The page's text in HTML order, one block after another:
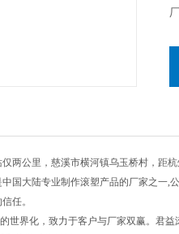
两公里，慈溪市横河镇乌玉桥村，距
国大陆专业制作滚塑产品的厂家之一,
任。
界化，致力于客户与厂家双赢。君